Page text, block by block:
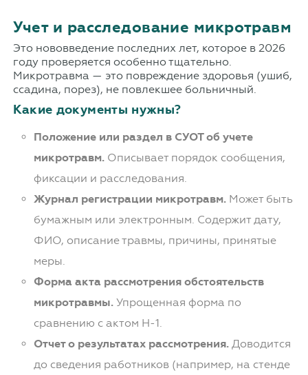
Учет и расследование микротравм
Это нововведение последних лет, которое в 2026
году проверяется особенно тщательно.
Микротравма — это повреждение здоровья (ушиб,
ссадина, порез), не повлекшее больничный.
Какие документы нужны?
Положение или раздел в СУОТ об учете
микротравм.Описывает порядок сообщения,
фиксации и расследования.
Журнал регистрации микротравм.Может быть
бумажным или электронным. Содержит дату,
ФИО, описание травмы, причины, принятые
меры.
Форма акта рассмотрения обстоятельств
микротравмы.Упрощенная форма по
сравнению с актом Н-1.
Отчет о результатах рассмотрения.Доводится
до сведения работников (например, на стенде